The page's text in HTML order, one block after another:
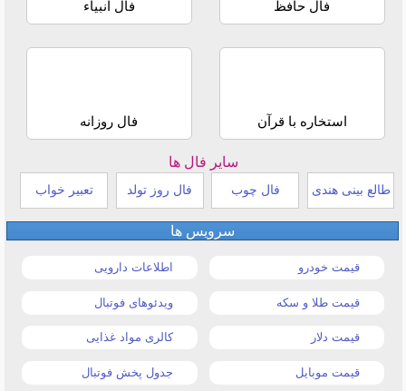
فال حافظ فال انبیاء
استخاره با قرآن فال روزانه
سایر فال ها
طالع بینی هندی فال چوب فال روز تولد تعبیر خواب
سرویس ها
قیمت خودرو اطلاعات دارویی
قیمت طلا و سکه ویدئوهای فوتبال
قیمت دلار کالری مواد غذایی
قیمت موبایل جدول پخش فوتبال